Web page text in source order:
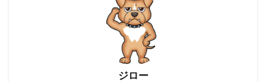
ジロー